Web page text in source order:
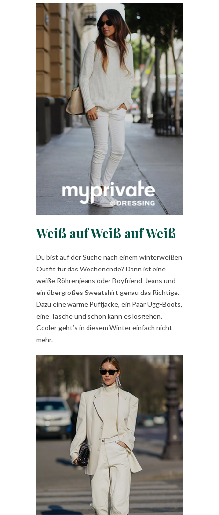
Weiß auf Weiß auf Weiß
Du bist auf der Suche nach einem winterweißen
Outfit für das Wochenende? Dann ist eine
weiße Röhrenjeans oder Boyfriend-Jeans und
ein übergroßes Sweatshirt genau das Richtige.
Dazu eine warme Puffjacke, ein Paar Ugg-Boots,
eine Tasche und schon kann es losgehen.
Cooler geht’s in diesem Winter einfach nicht
mehr.